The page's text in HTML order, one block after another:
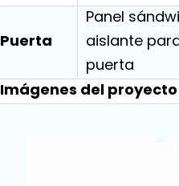
Puerta
Panel
aislante
puerta
Imágenes del proyecto